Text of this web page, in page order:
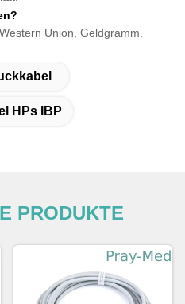
Union, Geldgramm.
HPs IBP
PRODUKTE